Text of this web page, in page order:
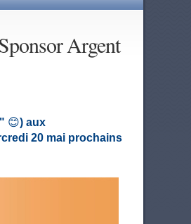
Argent
😊) aux
20 mai prochains